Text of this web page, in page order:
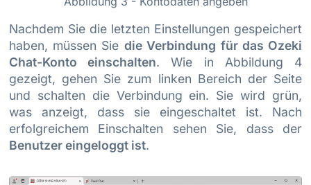
Nachdem Sie die letzten Einstellungen gespeichert
haben, müssen Sie die Verbindung für das Ozeki
Chat-Konto einschalten. Wie in Abbildung 4
gezeigt, gehen Sie zum linken Bereich der Seite
und schalten die Verbindung ein. Sie wird grün,
was anzeigt, dass sie eingeschaltet ist. Nach
erfolgreichem Einschalten sehen Sie, dass der
Benutzer eingeloggt ist.